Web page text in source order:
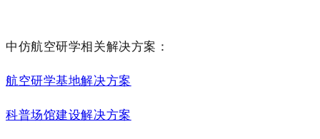
中仿航空研学相关解决方案：
航空研学基地解决方案
科普场馆建设解决方案